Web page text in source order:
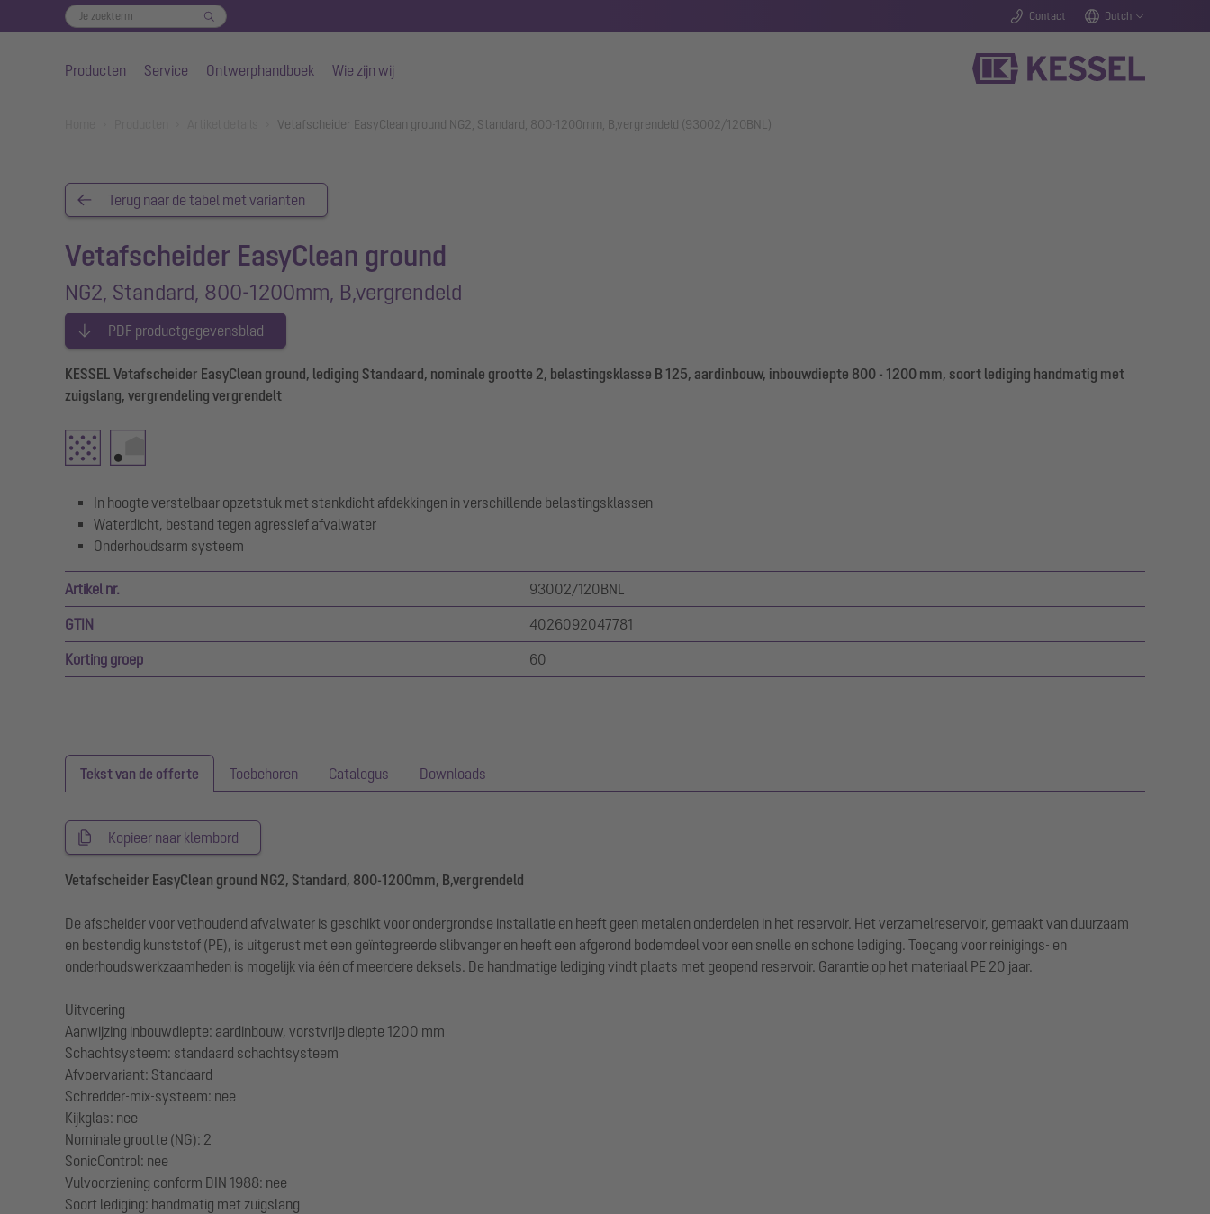
Contact Dutch
Producten Service Ontwerphandboek Wie zijn wij
Vetafscheider EasyClean ground NG2, Standard, 800-1200mm, B,vergrendeld (93002/120BNL)
Terug naar de tabel met varianten
Vetafscheider EasyClean ground
NG2, Standard, 800-1200mm, B,vergrendeld
PDF productgegevensblad
KESSEL Vetafscheider EasyClean ground, lediging Standaard, nominale grootte 2, belastingsklasse B 125, aardinbouw, inbouwdiepte 800 - 1200 mm, soort lediging handmatig met
zuigslang, vergrendeling vergrendelt
In hoogte verstelbaar opzetstuk met stankdicht afdekkingen in verschillende belastingsklassen
Waterdicht, bestand tegen agressief afvalwater
Onderhoudsarm systeem
Artikel nr. 93002/120BNL
GTIN 4026092047781
Korting groep 60
Tekst van de offerte Toebehoren Catalogus Downloads
Kopieer naar klembord
Vetafscheider EasyClean ground NG2, Standard, 800-1200mm, B,vergrendeld
De afscheider voor vethoudend afvalwater is geschikt voor ondergrondse installatie en heeft geen metalen onderdelen in het reservoir. Het verzamelreservoir, gemaakt van duurzaam
en bestendig kunststof (PE), is uitgerust met een geïntegreerde slibvanger en heeft een afgerond bodemdeel voor een snelle en schone lediging. Toegang voor reinigings- en
onderhoudswerkzaamheden is mogelijk via één of meerdere deksels. De handmatige lediging vindt plaats met geopend reservoir. Garantie op het materiaal PE 20 jaar.
Uitvoering
Aanwijzing inbouwdiepte: aardinbouw, vorstvrije diepte 1200 mm
Schachtsysteem: standaard schachtsysteem
Afvoervariant: Standaard
Schredder-mix-systeem: nee
Kijkglas: nee
Nominale grootte (NG): 2
SonicControl: nee
Vulvoorziening conform DIN 1988: nee
Soort lediging: handmatig met zuigslang